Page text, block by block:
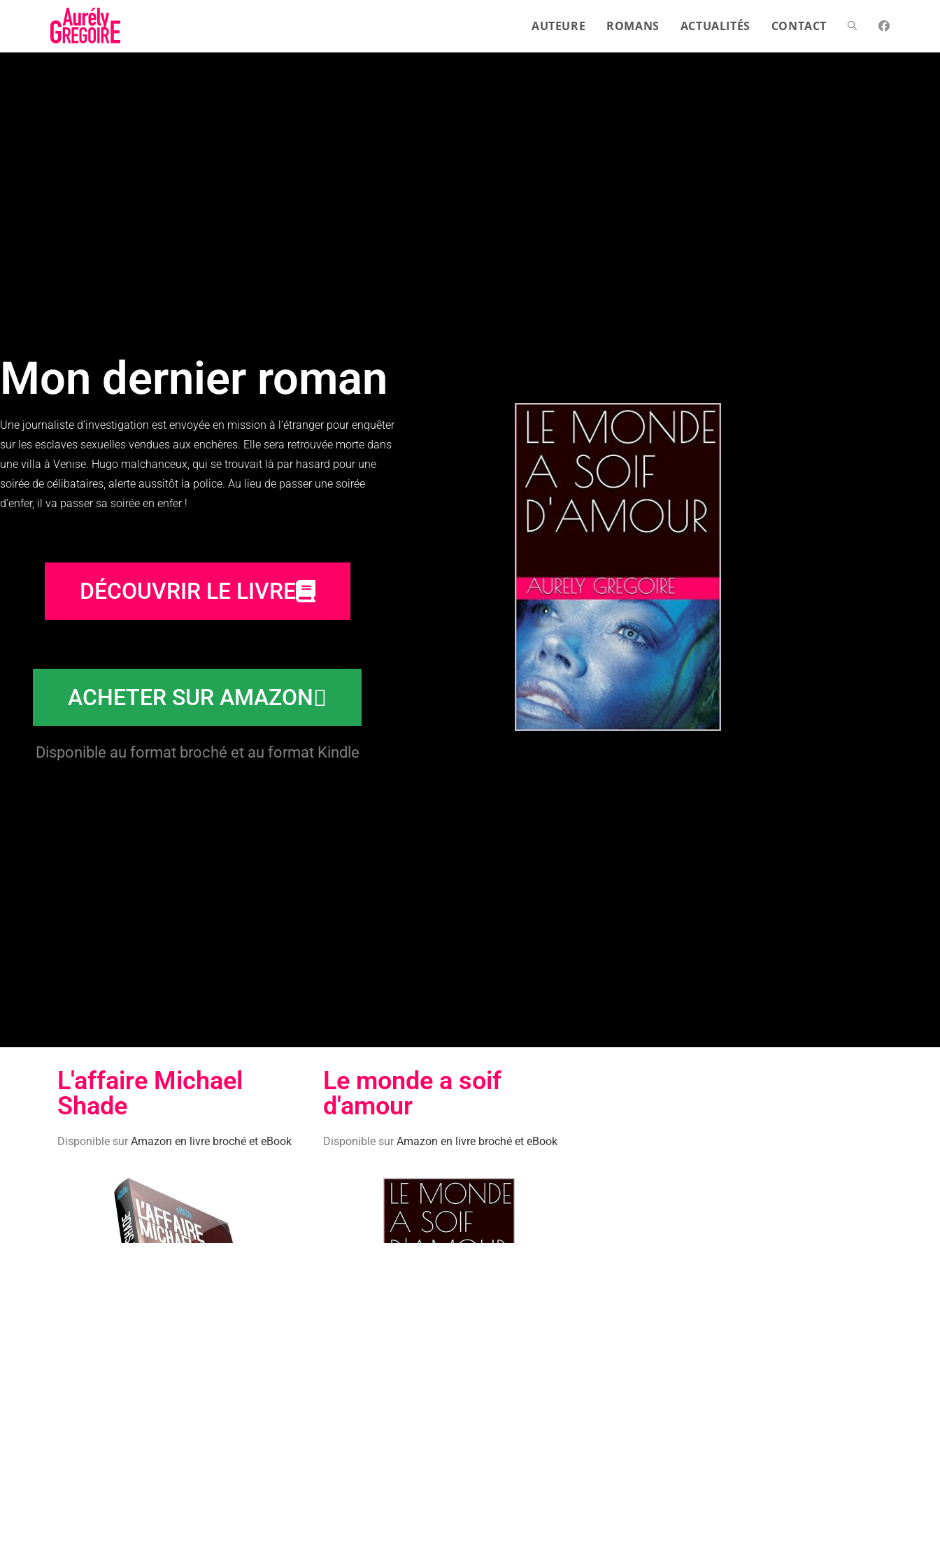
AUTEURE ROMANS ACTUALITÉS CONTACT
Mon dernier roman
Une journaliste d’investigation est envoyée en mission à l’étranger pour enquêter
sur les esclaves sexuelles vendues aux enchères. Elle sera retrouvée morte dans
une villa à Venise. Hugo malchanceux, qui se trouvait là par hasard pour une
soirée de célibataires, alerte aussitôt la police. Au lieu de passer une soirée
d’enfer, il va passer sa soirée en enfer !
DÉCOUVRIR LE LIVRE
ACHETER SUR AMAZON
Disponible au format broché et au format Kindle
L'affaire Michael
Shade​
Disponible sur Amazon en livre broché et eBook
Le monde a soif
d'amour
Disponible sur Amazon en livre broché et eBook